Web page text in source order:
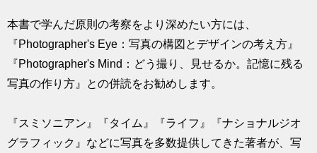
本書で学んだ原則の考察をより深めたい方には、
『Photographer's Eye：写真の構図とデザインの考え方』
『Photographer's Mind：どう撮り、見せるか。記憶に残る
写真の作り方』との併読をお勧めします。
『スミソニアン』『タイム』『ライフ』『ナショナルジオ
グラフィック』などに写真を多数提供してきた著者が、写